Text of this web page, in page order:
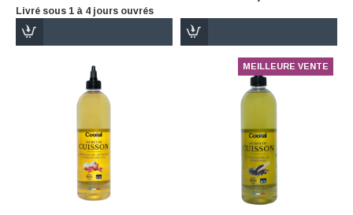
Livré sous 1 à 4 jours ouvrés
MEILLEURE VENTE